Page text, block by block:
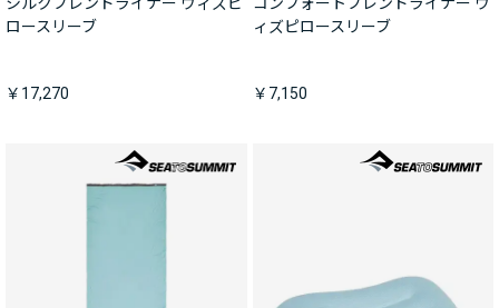
ロースリーブ
￥17,270
ィズピロースリーブ
￥7,150